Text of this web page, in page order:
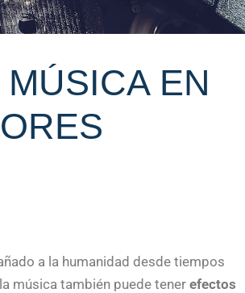
EN
a la humanidad desde tiempos
música también puede tenerefectos